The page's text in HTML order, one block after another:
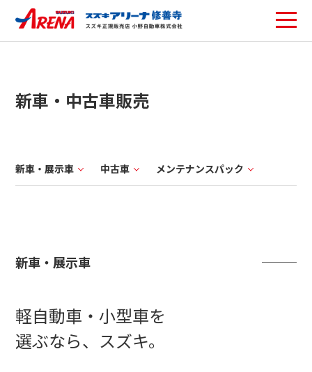
新車・中古車販売
新車・展示車 中古車 メンテナンスパック
新車・展示車
軽自動車・小型車を
選ぶなら、スズキ。